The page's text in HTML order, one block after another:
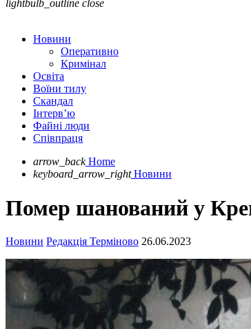
lightbulb_outline close
Новини
Оперативно
Кримінал
Освіта
Воїни тилу
Скандал
Інтерв’ю
Файні люди
Співпраця
arrow_back Home
keyboard_arrow_right Новини
Помер шанований у
Новини Редакція Терміново 26.06.2023